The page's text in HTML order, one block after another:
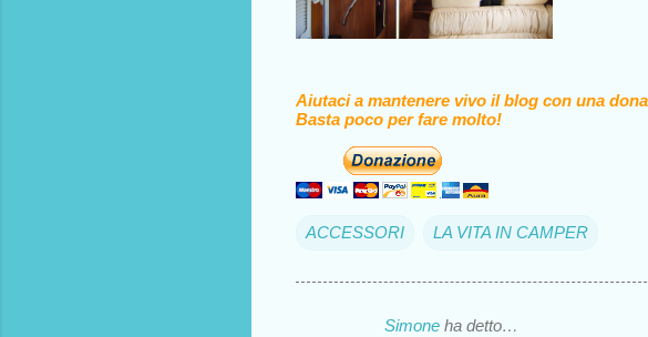
Aiutaci a mantenere vivo il blog con una
Basta poco per fare molto!
ACCESSORI LA VITA IN CAMPER
Simone ha detto…